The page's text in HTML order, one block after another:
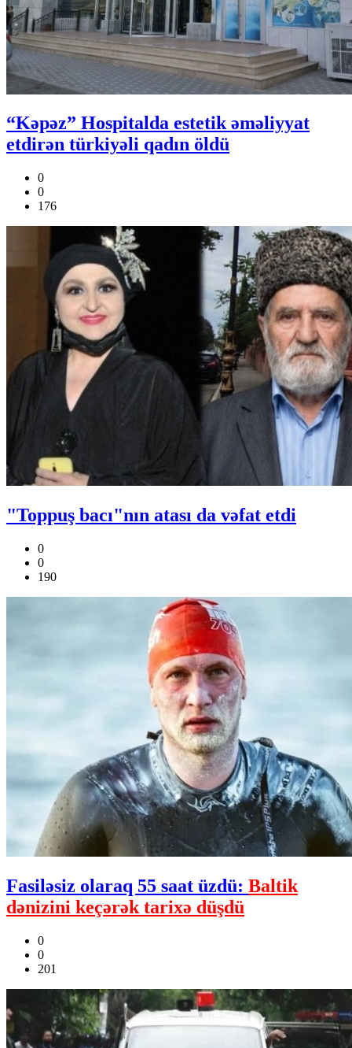
“Kəpəz” Hospitalda estetik əməliyyat
etdirən türkiyəli qadın öldü
0
0
176
"Toppuş bacı"nın atası da vəfat etdi
0
0
190
Fasiləsiz olaraq 55 saat üzdü: Baltik
dənizini keçərək tarixə düşdü
0
0
201